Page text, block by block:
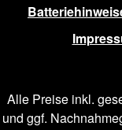
Alle Preise inkl.
und ggf.